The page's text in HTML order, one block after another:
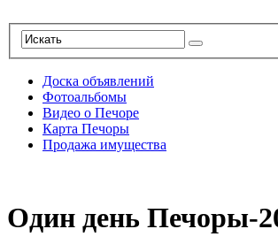
Доска объявлений
Фотоальбомы
Видео о Печоре
Карта Печоры
Продажа имущества
Один день Печоры-